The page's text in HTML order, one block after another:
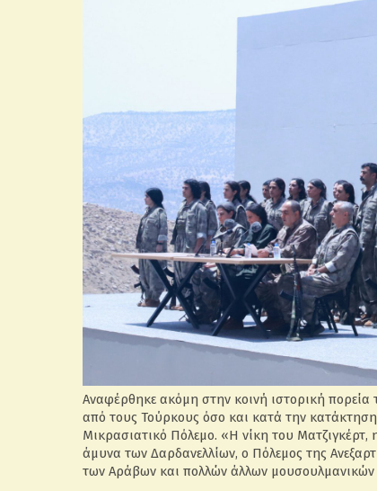
Αναφέρθηκε ακόμη στην κοινή ιστορική
από τους Τούρκους όσο και κατά την
Μικρασιατικό Πόλεμο. «Η νίκη του
άμυνα των Δαρδανελλίων, ο Πόλεμος της
των Αράβων και πολλών άλλων μουσουλμανικών